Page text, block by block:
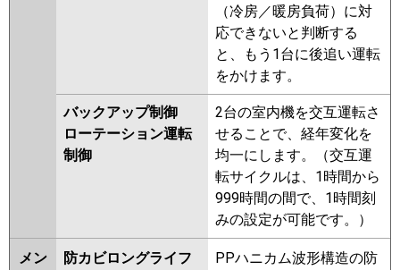
（冷房／暖房負荷）に対
応できないと判断する
と、もう1台に後追い運転
をかけます。
バックアップ制御
ローテーション運転
制御
2台の室内機を交互運転さ
せることで、経年変化を
均一にします。（交互運
転サイクルは、1時間から
999時間の間で、1時間刻
みの設定が可能です。）
メン
防カビロングライフ
PPハニカム波形構造の防